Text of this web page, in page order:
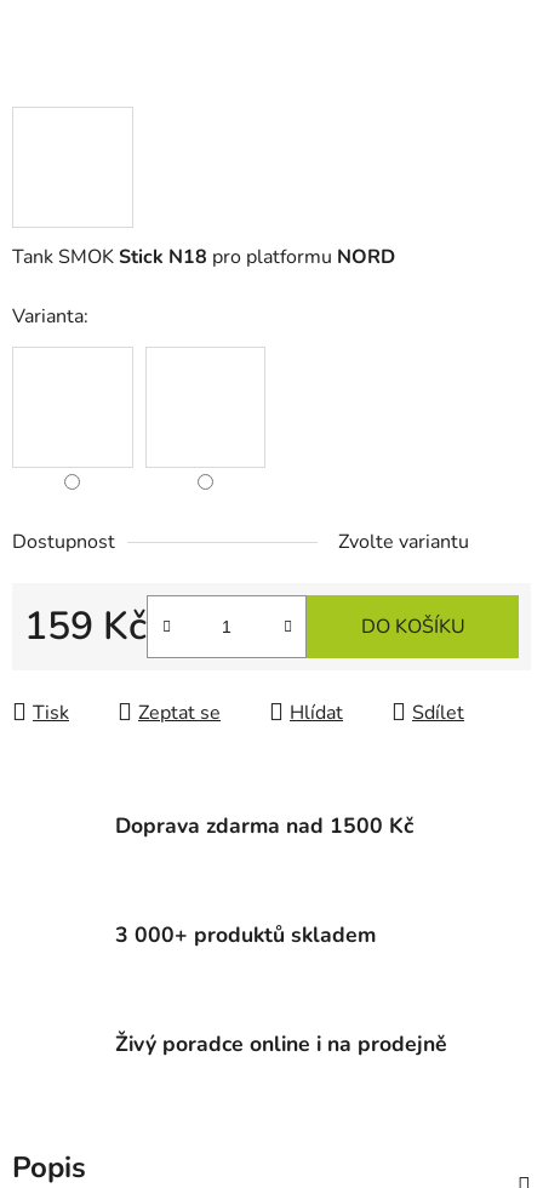
Tank SMOKStick N18 pro platformu NORD
Varianta:
Dostupnost Zvolte variantu
159 Kč DO KOŠÍKU
Tisk Zeptat se Hlídat Sdílet
Doprava zdarma nad 1500 Kč
3 000+ produktů skladem
Živý poradce online i na prodejně
Popis